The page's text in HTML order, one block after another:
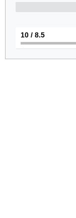
8.5
/ 10